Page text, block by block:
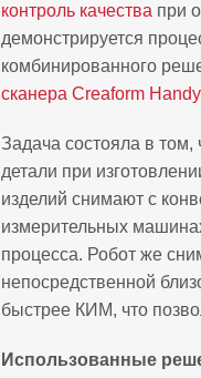
контроль качества при
демонстрируется
комбинированного
сканера Creaform
Задача состояла в
детали при
изделий снимают с
измерительных
процесса. Робот же
непосредственной
быстрее КИМ, что
Использованные